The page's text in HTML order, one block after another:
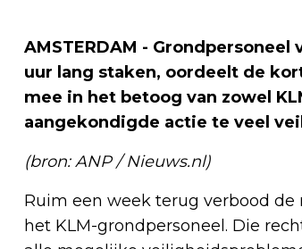
AMSTERDAM -
uur lang staken, oordeelt de
mee in het betoog van zowel
aangekondigde actie te veel
(bron: ANP / Nieuws.nl)
Ruim een week terug verbood
het KLM-grondpersoneel. Die